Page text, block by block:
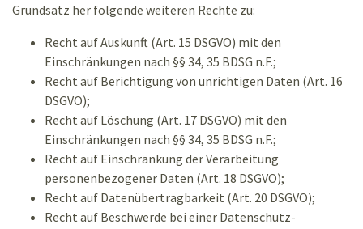
Grundsatz her folgende weiteren Rechte zu:
Recht auf Auskunft (Art. 15 DSGVO) mit den
Einschränkungen nach §§ 34, 35 BDSG n.F.;
Recht auf Berichtigung von unrichtigen Daten (Art. 16
DSGVO);
Recht auf Löschung (Art. 17 DSGVO) mit den
Einschränkungen nach §§ 34, 35 BDSG n.F.;
Recht auf Einschränkung der Verarbeitung
personenbezogener Daten (Art. 18 DSGVO);
Recht auf Datenübertragbarkeit (Art. 20 DSGVO);
Recht auf Beschwerde bei einer Datenschutz-